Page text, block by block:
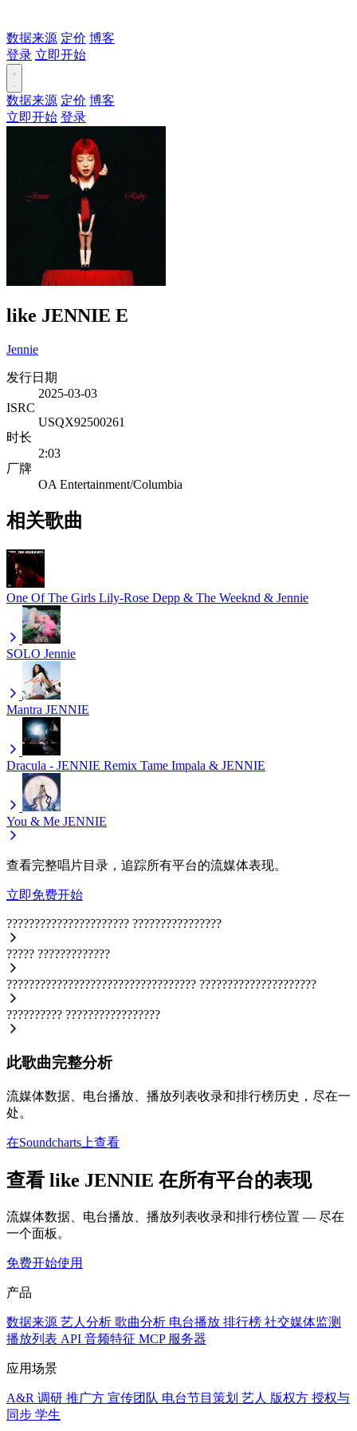
数据来源 定价 博客
登录 立即开始
数据来源 定价 博客
立即开始 登录
like JENNIE E
Jennie
发行日期
2025-03-03
ISRC
USQX92500261
时长
2:03
厂牌
OA Entertainment/Columbia
相关歌曲
One Of The Girls Lily-Rose Depp & The Weeknd & Jennie
SOLO Jennie
Mantra JENNIE
Dracula - JENNIE Remix Tame Impala & JENNIE
You & Me JENNIE
查看完整唱片目录，追踪所有平台的流媒体表现。
立即免费开始
?????????????????????? ????????????????
????? ?????????????
?????????????????????????????????? ?????????????????????
?????????? ?????????????????
此歌曲完整分析
流媒体数据、电台播放、播放列表收录和排行榜历史，尽在一
处。
在Soundcharts上查看
查看 like JENNIE 在所有平台的表现
流媒体数据、电台播放、播放列表收录和排行榜位置 — 尽在
一个面板。
免费开始使用
产品
数据来源 艺人分析 歌曲分析 电台播放 排行榜 社交媒体监测
播放列表 API 音频特征 MCP 服务器
应用场景
A&R 调研 推广方 宣传团队 电台节目策划 艺人 版权方 授权与
同步 学生